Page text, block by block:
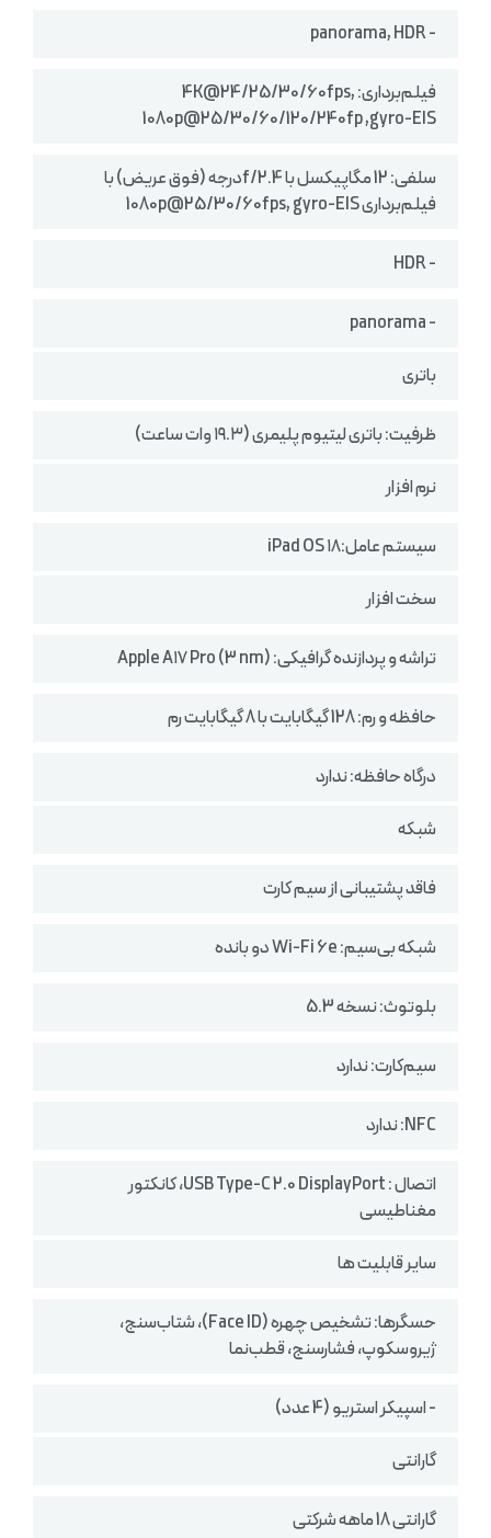
- panorama, HDR
فیلم‌برداری: 4K@24/25/30/60fps,
1080p@25/30/60/120/240fp ,gyro-EIS
سلفی: 12 مگاپیکسل با f/2.4درجه (فوق عریض) با
فیلم‌برداری 1080p@25/30/60fps, gyro-EIS
- HDR
- panorama
باتری
ظرفیت: باتری لیتیوم پلیمری (۱۹.۳ وات ساعت)
نرم افزار
سیستم‌ عامل:iPad OS ۱۸
سخت افزار
تراشه و پردازنده گرافیکی: Apple A۱۷ Pro (3 nm)
حافظه و رم: 128 گیگابایت با 8 گیگابایت رم
درگاه حافظه: ندارد
شبکه
فاقد پشتیبانی از سیم کارت
شبکه بی‌سیم: Wi-Fi 6e دو بانده
بلوتوث: نسخه 5.3
سیم‌کارت: ندارد
NFC: ندارد
اتصال : USB Type-C 2.0 DisplayPort، کانکتور
مغناطیسی
سایر قابلیت ها
حسگرها: تشخیص چهره (Face ID)، شتاب‌سنج،
ژیروسکوپ، فشارسنج، قطب‌نما
- اسپیکر استریو (4 عدد)
گارانتی
گارانتی 18 ماهه شرکتی